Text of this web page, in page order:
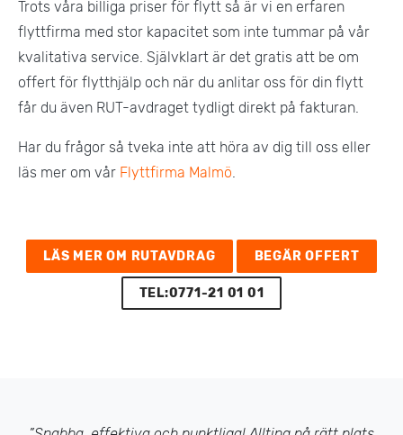
Trots våra billiga priser för flytt så är vi en erfaren
flyttfirma med stor kapacitet som inte tummar på vår
kvalitativa service. Självklart är det gratis att be om
offert för flytthjälp och när du anlitar oss för din flytt
får du även RUT-avdraget tydligt direkt på fakturan.
Har du frågor så tveka inte att höra av dig till oss eller
läs mer om vår Flyttfirma Malmö.
LÄS MER OM RUTAVDRAG BEGÄR OFFERT
TEL:0771-21 01 01